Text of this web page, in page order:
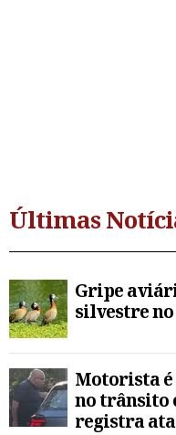
Últimas
Gripe
silvestre
Motorista é
no trânsito
registra